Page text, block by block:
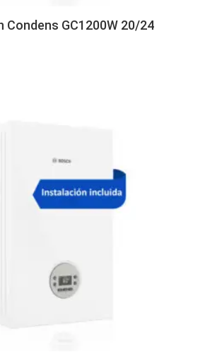
Condens GC1200W 20/24